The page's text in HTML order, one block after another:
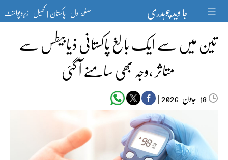
content جا وید چوہدری صفحۂ اول|پاکستان|کھیل|زیرو پوائنٹ
تین میں سے ایک بالغ پاکستانی ذیابیطس سے
متاثر ،وجہ بھی سامنے آ گئی
18 جون‬‮ |